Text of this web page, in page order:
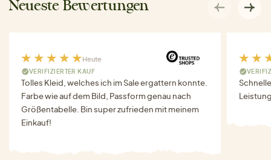
Neueste Bewertungen
Heute
VERIFIZIERTER KAUF
Tolles Kleid, welches ich im Sale ergattern konnte.
Farbe wie auf dem Bild, Passform genau nach
Größentabelle. Bin super zufrieden mit meinem
Einkauf!